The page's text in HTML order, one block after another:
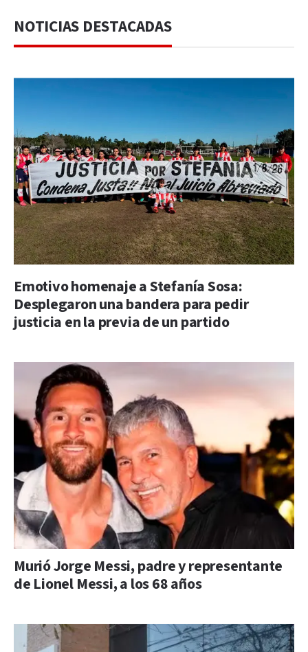
NOTICIAS DESTACADAS
Emotivo homenaje a Stefanía Sosa:
Desplegaron una bandera para pedir
justicia en la previa de un partido
Murió Jorge Messi, padre y representante
de Lionel Messi, a los 68 años